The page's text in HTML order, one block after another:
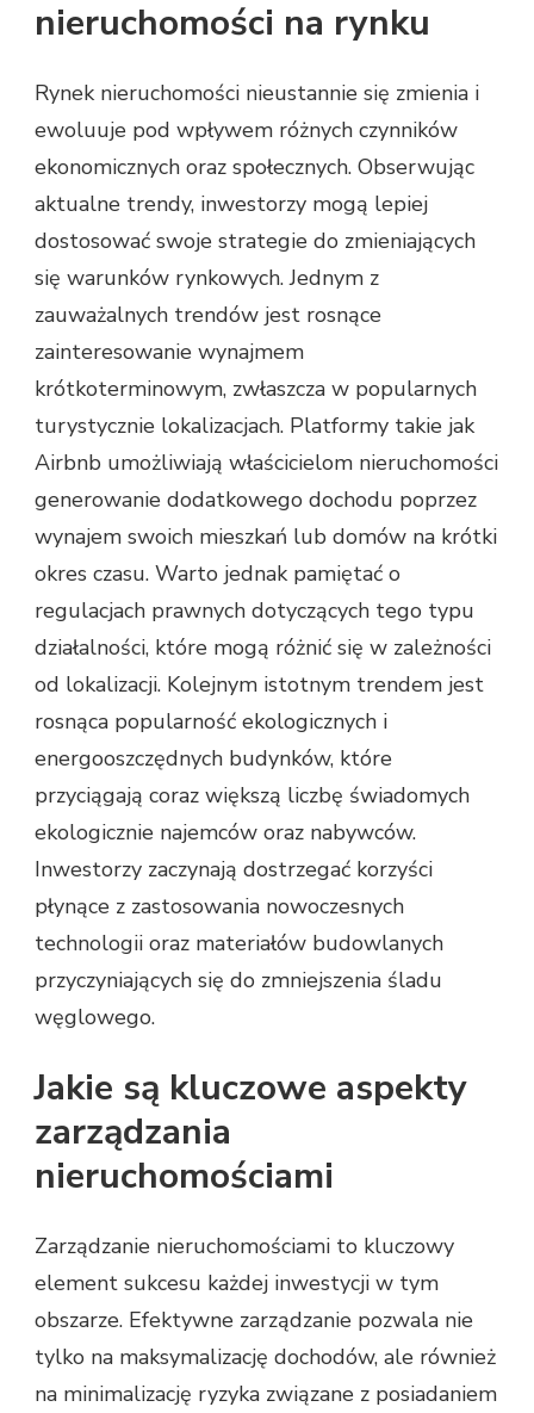
nieruchomości na rynku
Rynek nieruchomości nieustannie się zmienia i
ewoluuje pod wpływem różnych czynników
ekonomicznych oraz społecznych. Obserwując
aktualne trendy, inwestorzy mogą lepiej
dostosować swoje strategie do zmieniających
się warunków rynkowych. Jednym z
zauważalnych trendów jest rosnące
zainteresowanie wynajmem
krótkoterminowym, zwłaszcza w popularnych
turystycznie lokalizacjach. Platformy takie jak
Airbnb umożliwiają właścicielom nieruchomości
generowanie dodatkowego dochodu poprzez
wynajem swoich mieszkań lub domów na krótki
okres czasu. Warto jednak pamiętać o
regulacjach prawnych dotyczących tego typu
działalności, które mogą różnić się w zależności
od lokalizacji. Kolejnym istotnym trendem jest
rosnąca popularność ekologicznych i
energooszczędnych budynków, które
przyciągają coraz większą liczbę świadomych
ekologicznie najemców oraz nabywców.
Inwestorzy zaczynają dostrzegać korzyści
płynące z zastosowania nowoczesnych
technologii oraz materiałów budowlanych
przyczyniających się do zmniejszenia śladu
węglowego.
Jakie są kluczowe aspekty
zarządzania
nieruchomościami
Zarządzanie nieruchomościami to kluczowy
element sukcesu każdej inwestycji w tym
obszarze. Efektywne zarządzanie pozwala nie
tylko na maksymalizację dochodów, ale również
na minimalizację ryzyka związane z posiadaniem